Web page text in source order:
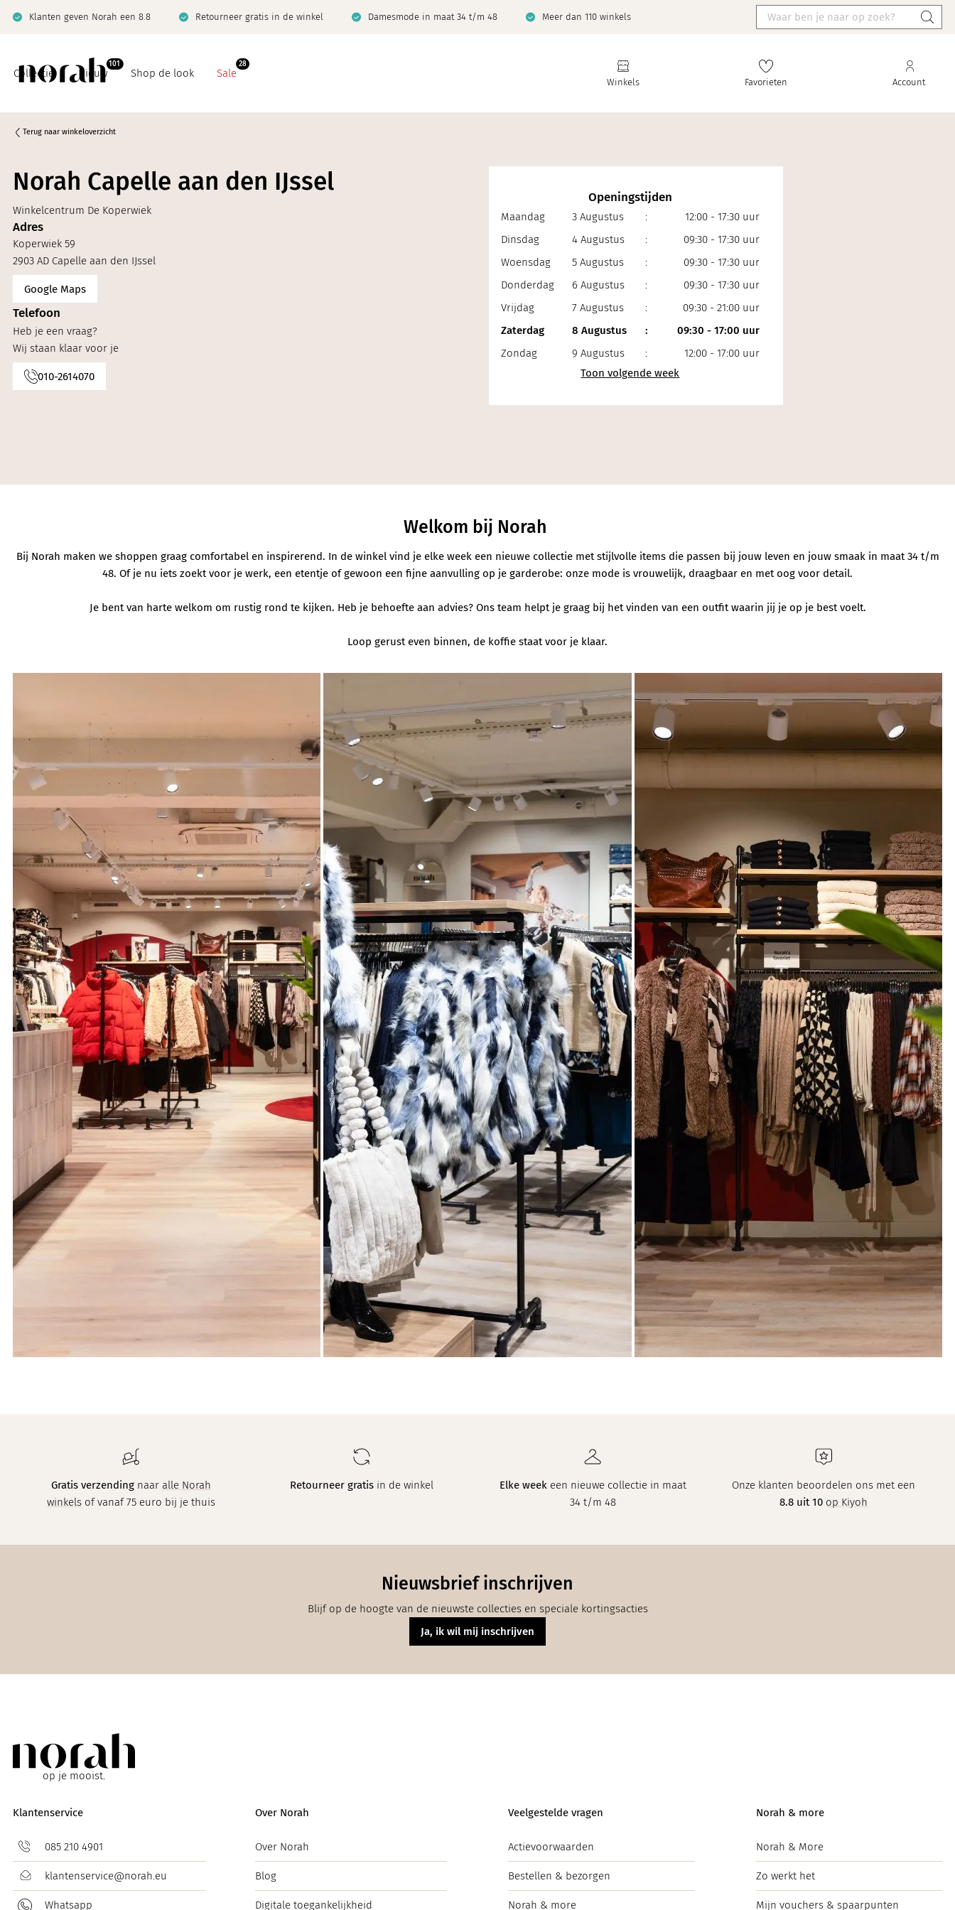
Klanten geven Norah een 8.8 Retourneer gratis in de winkel Damesmode in maat 34 t/m 48 Meer dan 110 winkels
Winkels Favorieten Account
Collectie Nieuw
101
Shop de look Sale
28
Basics
Co-ord sets
Terug naar winkeloverzicht
Norah Capelle aan den IJssel
Winkelcentrum De Koperwiek
Adres
Koperwiek 59
2903 AD Capelle aan den IJssel
Google Maps
Telefoon
Heb je een vraag?
Wij staan klaar voor je
010-2614070
Openingstijden
Maandag 3 Augustus :
12:00 - 17:30 uur
Dinsdag
4 Augustus :
09:30 - 17:30 uur
Woensdag
5 Augustus :
09:30 - 17:30 uur
Donderdag
6 Augustus :
09:30 - 17:30 uur
Vrijdag
7 Augustus :
09:30 - 21:00 uur
Zaterdag
8 Augustus :
09:30 - 17:00 uur
Zondag
9 Augustus : 12:00 - 17:00 uur
Welkom bij Norah
Bij Norah maken we shoppen graag comfortabel en inspirerend. In de winkel vind je elke week een nieuwe collectie met stijlvolle items die passen bij jouw leven en jouw smaak in maat 34 t/m
48. Of je nu iets zoekt voor je werk, een etentje of gewoon een fijne aanvulling op je garderobe: onze mode is vrouwelijk, draagbaar en met oog voor detail.
Je bent van harte welkom om rustig rond te kijken. Heb je behoefte aan advies? Ons team helpt je graag bij het vinden van een outfit waarin jij je op je best voelt.
Loop gerust even binnen, de koffie staat voor je klaar.
Gratis verzendingnaar alle Norah
winkelsof vanaf 75 euro bij je thuis
Retourneer gratis in de winkel Elke weekeen nieuwe collectie in maat
34 t/m 48
Onze klanten beoordelen ons met een
8.8 uit 10 op Kiyoh
Nieuwsbrief inschrijven
Blijf op de hoogte van de nieuwste collecties en speciale kortingsacties
Ja, ik wil mij inschrijven
op je mooist.
Klantenservice
085 210 4901
klantenservice@norah.eu
Whatsapp
Over Norah
Over Norah
Blog
Digitale toegankelijkheid
Veelgestelde vragen
Actievoorwaarden
Bestellen & bezorgen
Norah & more
Norah & more
Norah & More
Zo werkt het
Mijn vouchers & spaarpunten